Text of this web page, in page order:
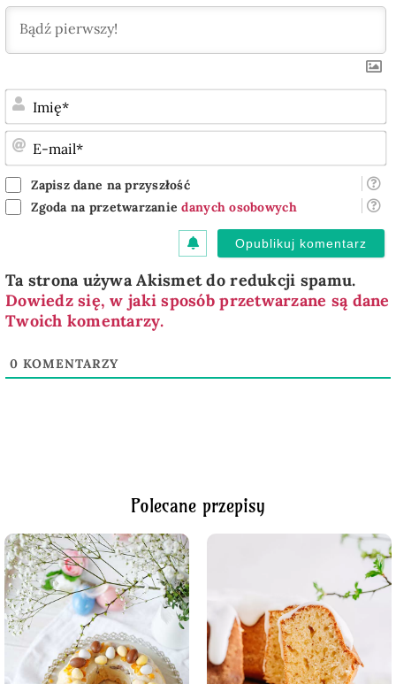
Zapisz dane na przyszłość
Zgoda na przetwarzaniedanych osobowych
Ta strona używa Akismet do redukcji spamu.
Dowiedz się, w jaki sposób przetwarzane są dane
Twoich komentarzy.
0 KOMENTARZY
Polecane przepisy